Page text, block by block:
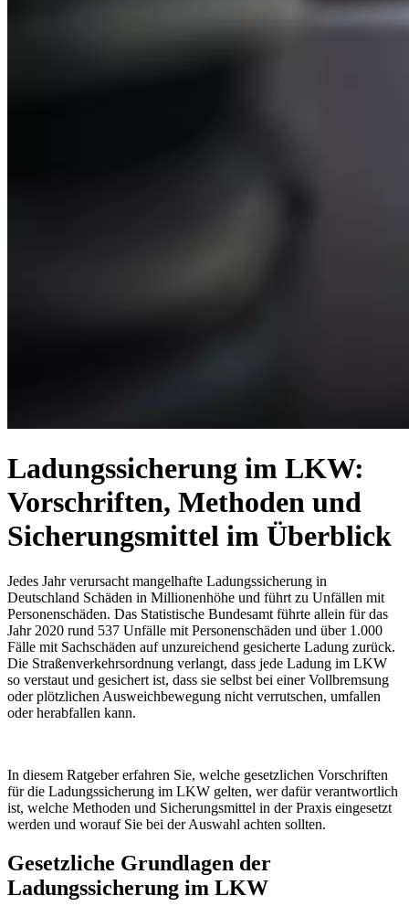
Ladungssicherung im LKW:
Vorschriften, Methoden und
Sicherungsmittel im Überblick
Jedes Jahr verursacht mangelhafte Ladungssicherung in
Deutschland Schäden in Millionenhöhe und führt zu Unfällen mit
Personenschäden. Das Statistische Bundesamt führte allein für das
Jahr 2020 rund 537 Unfälle mit Personenschäden und über 1.000
Fälle mit Sachschäden auf unzureichend gesicherte Ladung zurück.
Die Straßenverkehrsordnung verlangt, dass jede Ladung im LKW
so verstaut und gesichert ist, dass sie selbst bei einer Vollbremsung
oder plötzlichen Ausweichbewegung nicht verrutschen, umfallen
oder herabfallen kann.
In diesem Ratgeber erfahren Sie, welche gesetzlichen Vorschriften
für die Ladungssicherung im LKW gelten, wer dafür verantwortlich
ist, welche Methoden und Sicherungsmittel in der Praxis eingesetzt
werden und worauf Sie bei der Auswahl achten sollten.
Gesetzliche Grundlagen der
Ladungssicherung im LKW